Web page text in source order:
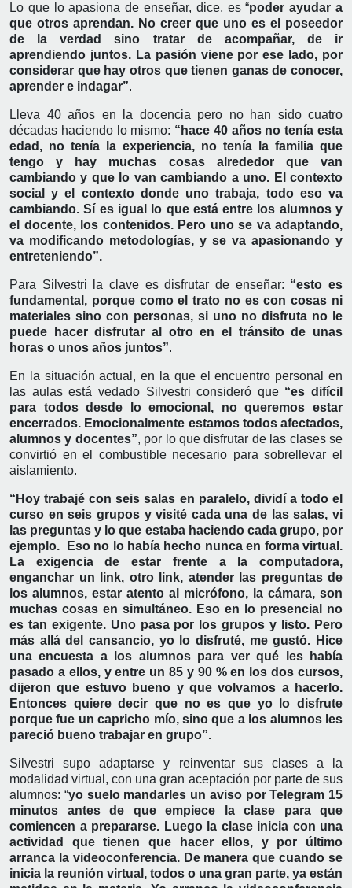
Lo que lo apasiona de enseñar, dice, es “poder ayudar a
que otros aprendan. No creer que uno es el poseedor
de la verdad sino tratar de acompañar, de ir
aprendiendo juntos. La pasión viene por ese lado, por
considerar que hay otros que tienen ganas de conocer,
aprender e indagar”.
Lleva 40 años en la docencia pero no han sido cuatro
décadas haciendo lo mismo: “hace 40 años no tenía esta
edad, no tenía la experiencia, no tenía la familia que
tengo y hay muchas cosas alrededor que van
cambiando y que lo van cambiando a uno. El contexto
social y el contexto donde uno trabaja, todo eso va
cambiando. Sí es igual lo que está entre los alumnos y
el docente, los contenidos. Pero uno se va adaptando,
va modificando metodologías, y se va apasionando y
entreteniendo”.
Para Silvestri la clave es disfrutar de enseñar: “esto es
fundamental, porque como el trato no es con cosas ni
materiales sino con personas, si uno no disfruta no le
puede hacer disfrutar al otro en el tránsito de unas
horas o unos años juntos”.
En la situación actual, en la que el encuentro personal en
las aulas está vedado Silvestri consideró que “es difícil
para todos desde lo emocional, no queremos estar
encerrados. Emocionalmente estamos todos afectados,
alumnos y docentes”, por lo que disfrutar de las clases se
convirtió en el combustible necesario para sobrellevar el
aislamiento.
“Hoy trabajé con seis salas en paralelo, dividí a todo el
curso en seis grupos y visité cada una de las salas, vi
las preguntas y lo que estaba haciendo cada grupo, por
ejemplo. Eso no lo había hecho nunca en forma virtual.
La exigencia de estar frente a la computadora,
enganchar un link, otro link, atender las preguntas de
los alumnos, estar atento al micrófono, la cámara, son
muchas cosas en simultáneo. Eso en lo presencial no
es tan exigente. Uno pasa por los grupos y listo. Pero
más allá del cansancio, yo lo disfruté, me gustó. Hice
una encuesta a los alumnos para ver qué les había
pasado a ellos, y entre un 85 y 90 % en los dos cursos,
dijeron que estuvo bueno y que volvamos a hacerlo.
Entonces quiere decir que no es que yo lo disfrute
porque fue un capricho mío, sino que a los alumnos les
pareció bueno trabajar en grupo”.
Silvestri supo adaptarse y reinventar sus clases a la
modalidad virtual, con una gran aceptación por parte de sus
alumnos: “yo suelo mandarles un aviso por Telegram 15
minutos antes de que empiece la clase para que
comiencen a prepararse. Luego la clase inicia con una
actividad que tienen que hacer ellos, y por último
arranca la videoconferencia. De manera que cuando se
inicia la reunión virtual, todos o una gran parte, ya están